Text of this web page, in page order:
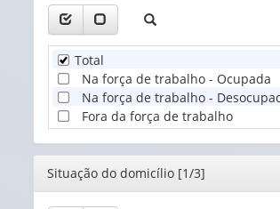
Total
Na força de trabalho - Ocupada
Na força de trabalho -
Fora da força de trabalho
Editor
Situação do domicílio [1/3]